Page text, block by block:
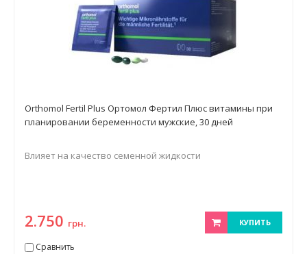
Orthomol Fertil Plus Ортомол Фертил Плюс витамины при
планировании беременности мужские, 30 дней
Влияет на качество семенной жидкости
2.750 грн. КУПИТЬ
Сравнить